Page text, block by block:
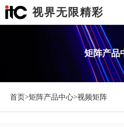
视界无限精彩
矩阵产品
首页>矩阵产品中心>视频矩阵